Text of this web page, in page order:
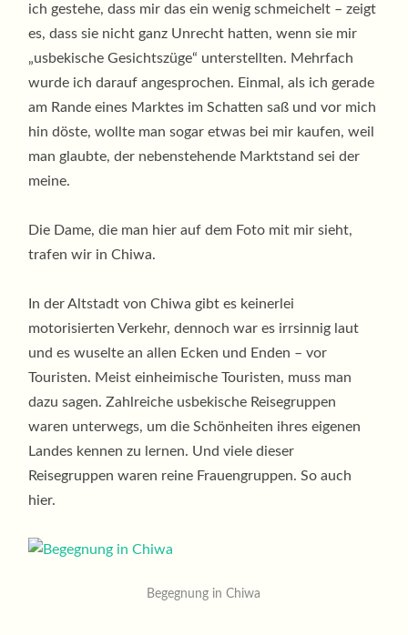
ich gestehe, dass mir das ein wenig schmeichelt – zeigt
es, dass sie nicht ganz Unrecht hatten, wenn sie mir
„usbekische Gesichtszüge“ unterstellten. Mehrfach
wurde ich darauf angesprochen. Einmal, als ich gerade
am Rande eines Marktes im Schatten saß und vor mich
hin döste, wollte man sogar etwas bei mir kaufen, weil
man glaubte, der nebenstehende Marktstand sei der
meine.
Die Dame, die man hier auf dem Foto mit mir sieht,
trafen wir in Chiwa.
In der Altstadt von Chiwa gibt es keinerlei
motorisierten Verkehr, dennoch war es irrsinnig laut
und es wuselte an allen Ecken und Enden – vor
Touristen. Meist einheimische Touristen, muss man
dazu sagen. Zahlreiche usbekische Reisegruppen
waren unterwegs, um die Schönheiten ihres eigenen
Landes kennen zu lernen. Und viele dieser
Reisegruppen waren reine Frauengruppen. So auch
hier.
Begegnung in Chiwa